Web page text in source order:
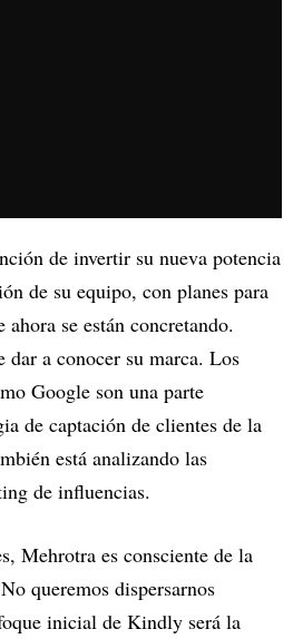
de invertir su nueva potencia
de su equipo, con planes para
se están concretando.
a conocer su marca. Los
Google son una parte
de captación de clientes de la
está analizando las
de influencias.
Mehrotra es consciente de la
queremos dispersarnos
inicial de Kindly será la